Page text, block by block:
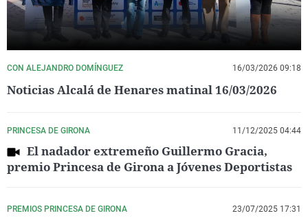
CON ALEJANDRO DOMÍNGUEZ 16/03/2026 09:18
Noticias Alcalá de Henares matinal 16/03/2026
PRINCESA DE GIRONA 11/12/2025 04:44
El nadador extremeño Guillermo Gracia,
premio Princesa de Girona a Jóvenes Deportistas
PREMIOS PRINCESA DE GIRONA 23/07/2025 17:31